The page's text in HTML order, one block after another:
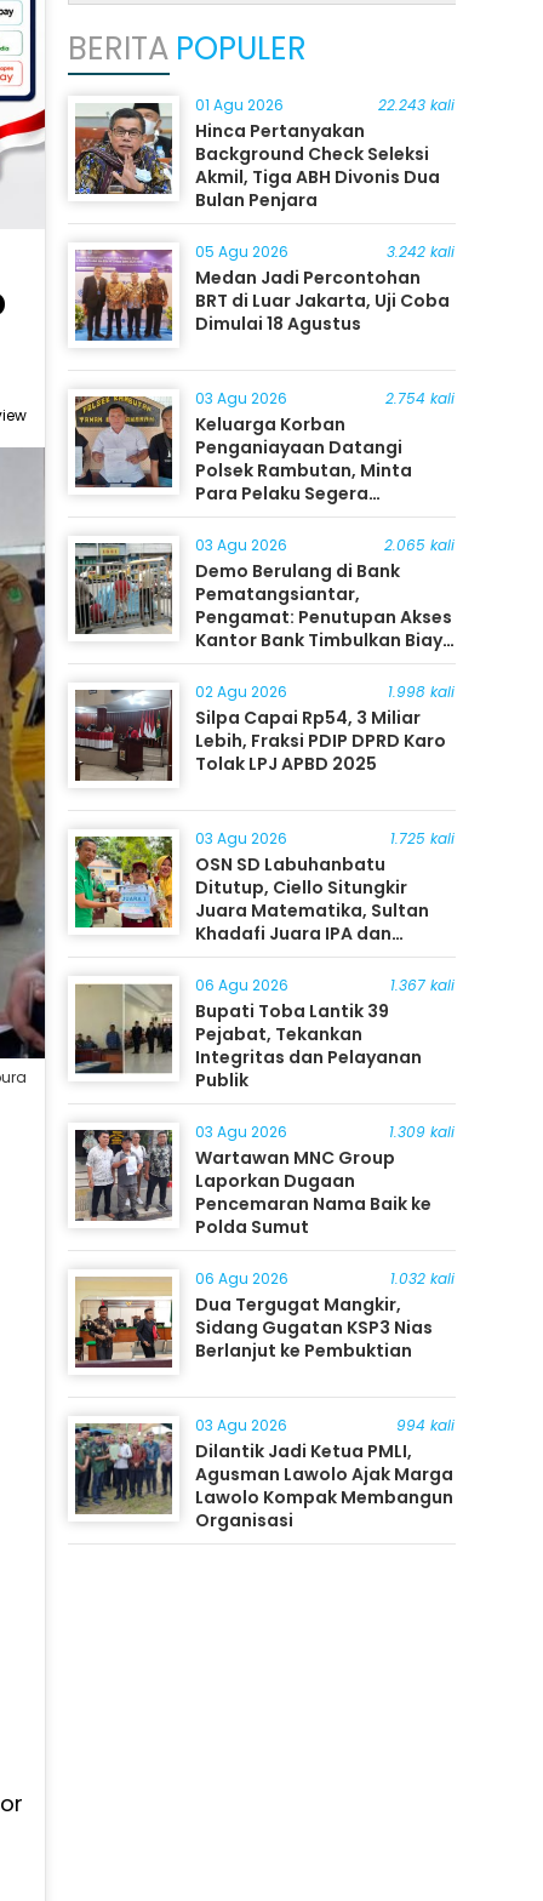
BERITA POPULER
01 Agu 2026 22.243 kali
Hinca Pertanyakan
Background Check Seleksi
Akmil, Tiga ABH Divonis Dua
Bulan Penjara
05 Agu 2026 3.242 kali
Medan Jadi Percontohan
BRT di Luar Jakarta, Uji Coba
Dimulai 18 Agustus
03 Agu 2026 2.754 kali
Keluarga Korban
Penganiayaan Datangi
Polsek Rambutan, Minta
Para Pelaku Segera
Ditangkap
03 Agu 2026 2.065 kali
Demo Berulang di Bank
Pematangsiantar,
Pengamat: Penutupan Akses
Kantor Bank Timbulkan Biaya
Ekonomi bagi Masyarakat
02 Agu 2026 1.998 kali
Silpa Capai Rp54, 3 Miliar
Lebih, Fraksi PDIP DPRD Karo
Tolak LPJ APBD 2025
03 Agu 2026 1.725 kali
OSN SD Labuhanbatu
Ditutup, Ciello Situngkir
Juara Matematika, Sultan
Khadafi Juara IPA dan
Timothy Rangkuti Juara IPS
06 Agu 2026 1.367 kali
Bupati Toba Lantik 39
Pejabat, Tekankan
Integritas dan Pelayanan
Publik
03 Agu 2026 1.309 kali
Wartawan MNC Group
Laporkan Dugaan
Pencemaran Nama Baik ke
Polda Sumut
06 Agu 2026 1.032 kali
Dua Tergugat Mangkir,
Sidang Gugatan KSP3 Nias
Berlanjut ke Pembuktian
03 Agu 2026 994 kali
Dilantik Jadi Ketua PMLI,
Agusman Lawolo Ajak Marga
Lawolo Kompak Membangun
Organisasi